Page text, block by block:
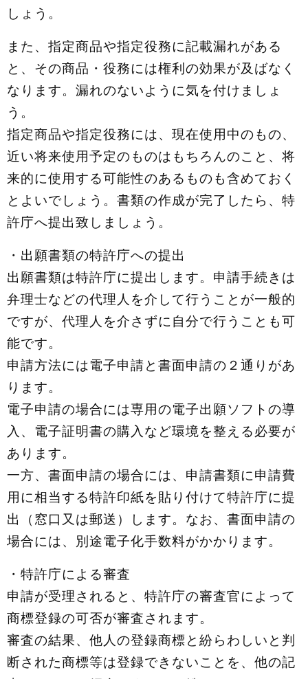
しょう。
また、指定商品や指定役務に記載漏れがある
と、その商品・役務には権利の効果が及ばなく
なります。漏れのないように気を付けましょ
う。
指定商品や指定役務には、現在使⽤中のもの、
近い将来使⽤予定のものはもちろんのこと、将
来的に使⽤する可能性のあるものも含めておく
とよいでしょう。書類の作成が完了したら、特
許庁へ提出致しましょう。
・出願書類の特許庁への提出
出願書類は特許庁に提出します。申請⼿続きは
弁理⼠などの代理⼈を介して⾏うことが⼀般的
ですが、代理⼈を介さずに⾃分で⾏うことも可
能です。
申請⽅法には電⼦申請と書⾯申請の２通りがあ
ります。
電⼦申請の場合には専⽤の電⼦出願ソフトの導
⼊、電⼦証明書の購⼊など環境を整える必要が
あります。
⼀⽅、書⾯申請の場合には、申請書類に申請費
⽤に相当する特許印紙を貼り付けて特許庁に提
出（窓⼝⼜は郵送）します。なお、書⾯申請の
場合には、別途電⼦化⼿数料がかかります。
・特許庁による審査
申請が受理されると、特許庁の審査官によって
商標登録の可否が審査されます。
審査の結果、他⼈の登録商標と紛らわしいと判
断された商標等は登録できないことを、他の記